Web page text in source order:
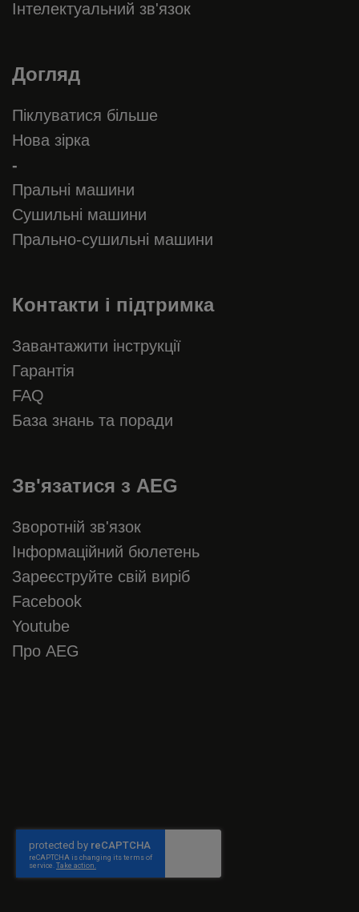
Інтелектуальний зв'язок
Догляд
Піклуватися більше
Нова зірка
-
Пральні машини
Сушильні машини
Прально-сушильні машини
Контакти і підтримка
Завантажити інструкції
Гарантія
FAQ
База знань та поради
Зв'язатися з AEG
Зворотній зв'язок
Інформаційний бюлетень
Зареєструйте свій виріб
Facebook
Youtube
Про AEG